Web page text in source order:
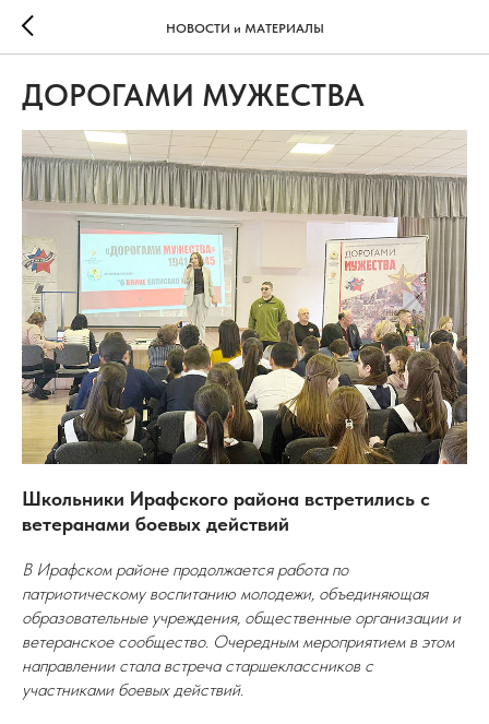
НОВОСТИ и МАТЕРИАЛЫ
ДОРОГАМИ МУЖЕСТВА
Школьники Ирафского района встретились с
ветеранами боевых действий
В Ирафском районе продолжается работа по
патриотическому воспитанию молодежи, объединяющая
образовательные учреждения, общественные организации и
ветеранское сообщество. Очередным мероприятием в этом
направлении стала встреча старшеклассников с
участниками боевых действий.